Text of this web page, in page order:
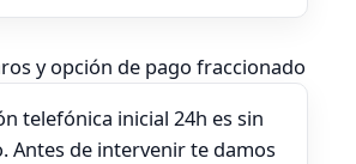
y opción de pago fraccionado
telefónica inicial 24h es sin
Antes de intervenir te damos